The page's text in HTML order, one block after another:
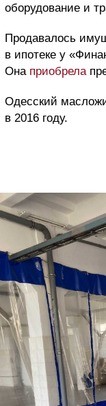
оборудование и
Продавалось
в ипотеке у
Она приобрела
Одесский
в 2016 году.